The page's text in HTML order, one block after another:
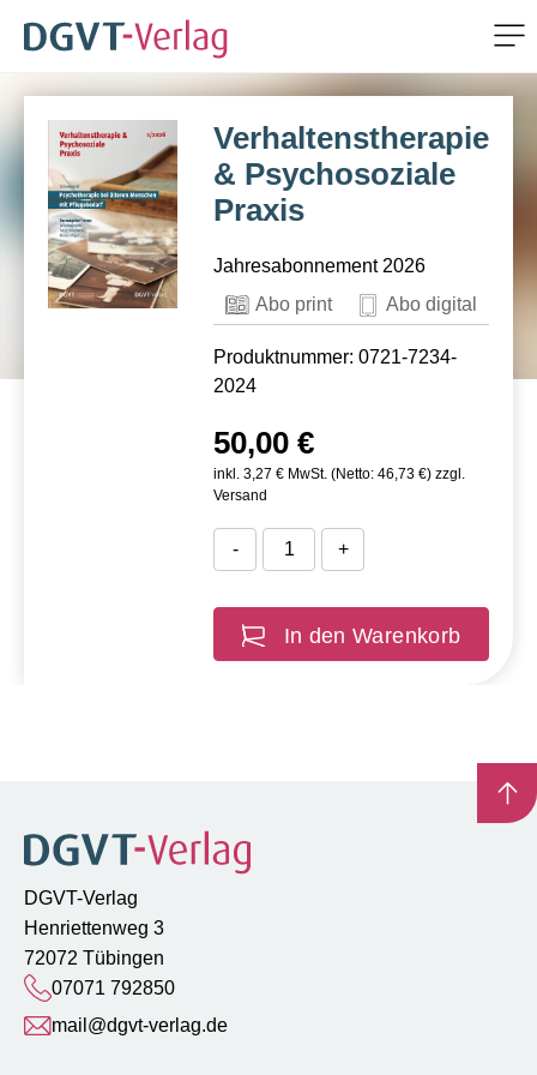
ZUR SUCHE SPRINGENVerhaltenstherapie
& Psychosoziale
Praxis
Jahresabonnement 2026
Abo print
Abo digital
Produktnummer: 0721-7234-
2024
50,00 €
inkl. 3,27 € MwSt. (Netto: 46,73 €) zzgl.
Versand
- +
In den Warenkorb
DGVT-Verlag
Henriettenweg 3
72072 Tübingen
07071 792850
mail@dgvt-verlag.de